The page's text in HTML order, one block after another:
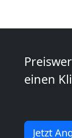
einen
Jetzt
Umzug
Mann
LKW